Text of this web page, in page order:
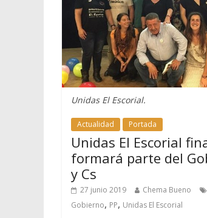
Unidas El Escorial.
Actualidad Portada
Unidas El Escorial
formará parte del
y Cs
27 junio 2019 Chema Bueno
Gobierno, PP, Unidas El Escorial